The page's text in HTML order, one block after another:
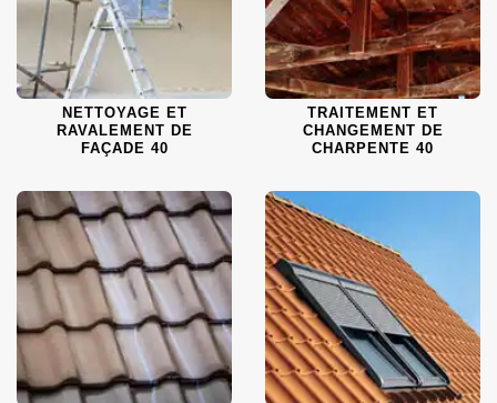
NETTOYAGE ET
RAVALEMENT DE
FAÇADE 40
TRAITEMENT ET
CHANGEMENT DE
CHARPENTE 40